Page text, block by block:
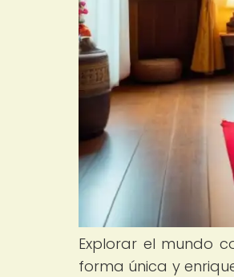
Explorar el mundo
forma única y